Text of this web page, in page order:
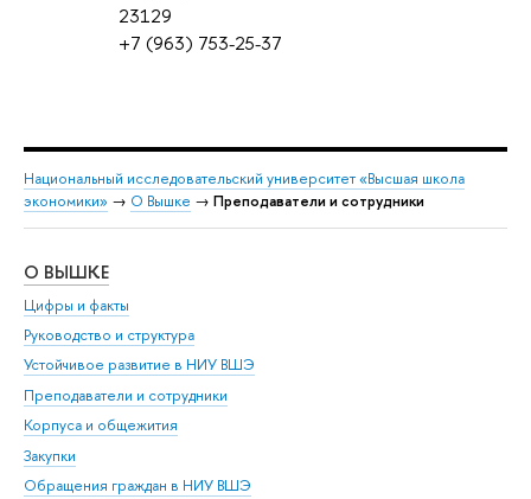
23129
+7 (963) 753-25-37
Национальный исследовательский университет «Высшая школа
экономики» → О Вышке → Преподаватели и сотрудники
О ВЫШКЕ
Цифры и факты
Руководство и структура
Устойчивое развитие в НИУ ВШЭ
Преподаватели и сотрудники
Корпуса и общежития
Закупки
Обращения граждан в НИУ ВШЭ